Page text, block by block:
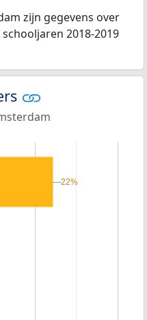
zijn gegevens over
2018-2019
22%
22%